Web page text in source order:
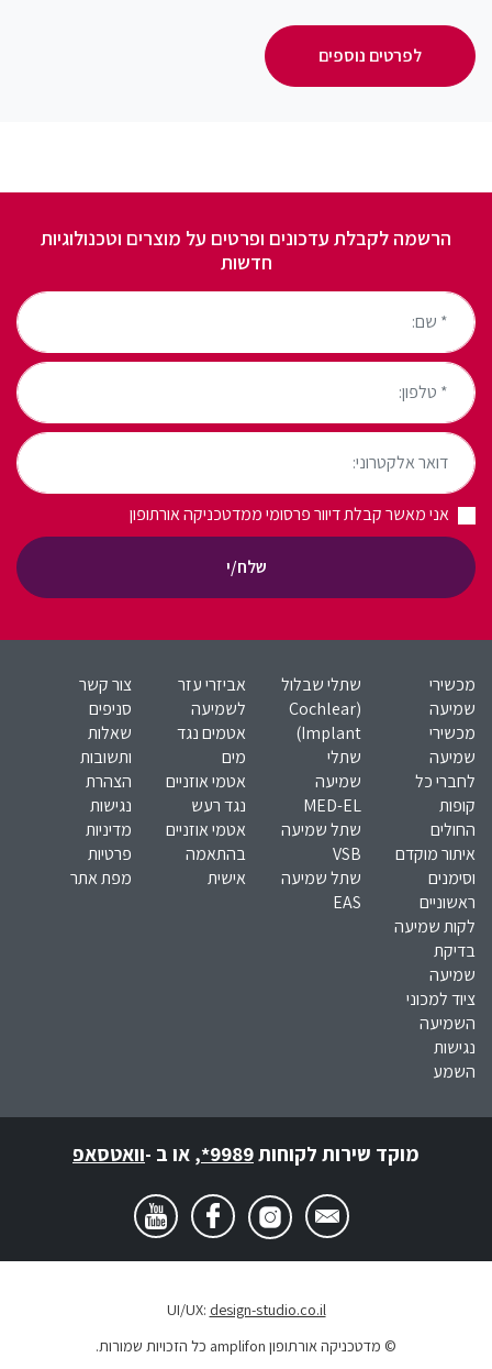
לפרטים נוספים
הרשמה לקבלת עדכונים ופרטים על מוצרים וטכנולוגיות
חדשות
* שם:
* טלפון:
דואר אלקטרוני:
אני מאשר קבלת דיוור פרסומי ממדטכניקה אורתופון
שלח/י
מכשירי
שמיעה
מכשירי
שמיעה
לחברי כל
קופות
החולים
איתור מוקדם
וסימנים
ראשוניים
לקות שמיעה
בדיקת
שמיעה
ציוד למכוני
השמיעה
נגישות
השמע
שתלי שבלול
(Cochlear
Implant)​
שתלי
שמיעה
MED-EL​
שתל שמיעה
VSB
שתל שמיעה
EAS
אביזרי עזר
לשמיעה
אטמים נגד
מים
אטמי אוזניים
נגד רעש
אטמי אוזניים
בהתאמה
אישית
צור קשר
סניפים
שאלות
ותשובות
הצהרת
נגישות
מדיניות
פרטיות
מפת אתר
מוקד שירות לקוחות*9989
, או ב -וואטסאפ
UI/UX: design-studio.co.il
© מדטכניקה אורתופון amplifon כל הזכויות שמורות.